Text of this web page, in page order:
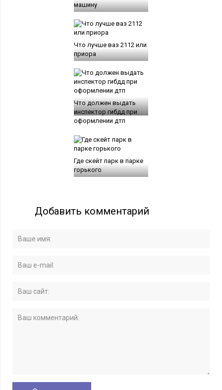
машину
Что лучше ваз 2112 или
приора
Что должен выдать
инспектор гибдд при
оформлении дтп
Где скейт парк в парке
горького
Добавить комментарий